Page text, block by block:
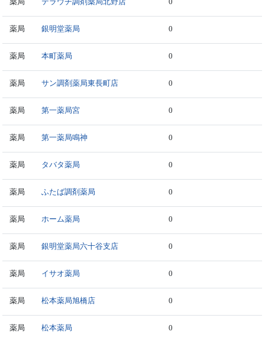
薬局 銀明堂薬局 0
薬局 本町薬局 0
薬局 サン調剤薬局東長町店 0
薬局 第一薬局宮 0
薬局 第一薬局鳴神 0
薬局 タバタ薬局 0
薬局 ふたば調剤薬局 0
薬局 ホーム薬局 0
薬局 銀明堂薬局六十谷支店 0
薬局 イサオ薬局 0
薬局 松本薬局旭橋店 0
薬局 松本薬局 0